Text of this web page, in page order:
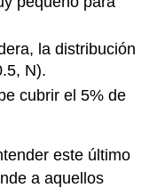
la distribución
N).
cubrir el 5% de
este último
a aquellos